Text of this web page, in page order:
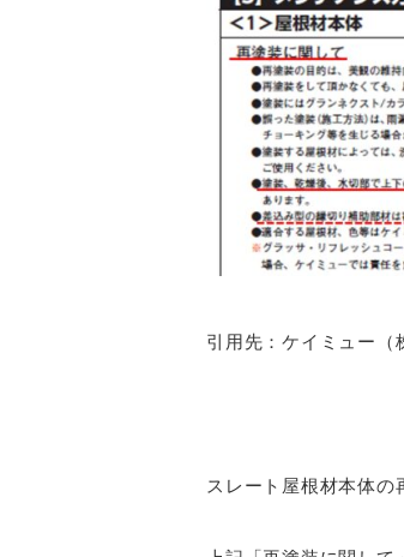
引用先：ケイミュー（
スレート屋根材本体の